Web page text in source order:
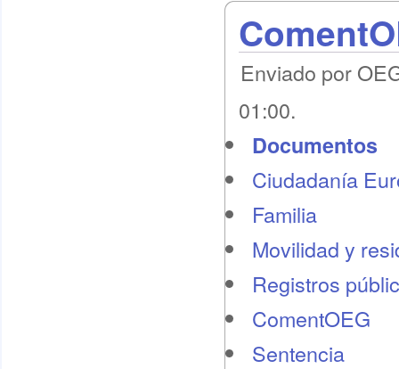
Enviado por
01:00.
Documentos
Ciudadanía
Familia
Movilidad y
Registros
ComentOEG
Sentencia